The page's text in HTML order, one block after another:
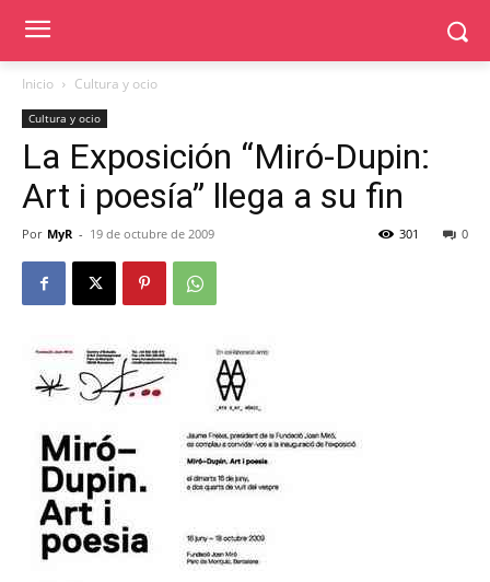
Inicio Cultura y ocio
Cultura y ocio
La Exposición “Miró-Dupin:
Art i poesía” llega a su fin
Por MyR - 19 de octubre de 2009 0
301